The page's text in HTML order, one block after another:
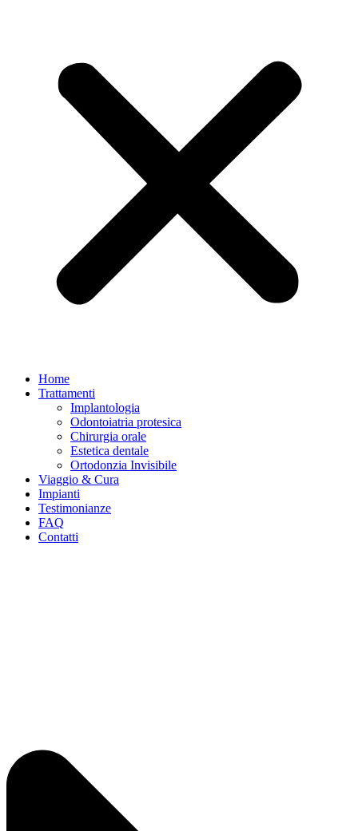
Home
Trattamenti
Implantologia
Odontoiatria protesica
Chirurgia orale
Estetica dentale
Ortodonzia Invisibile
Viaggio & Cura
Impianti
Testimonianze
FAQ
Contatti